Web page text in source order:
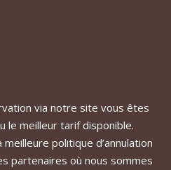
via notre site vous êtes
le meilleur tarif disponible.
politique d’annulation
partenaires où nous sommes